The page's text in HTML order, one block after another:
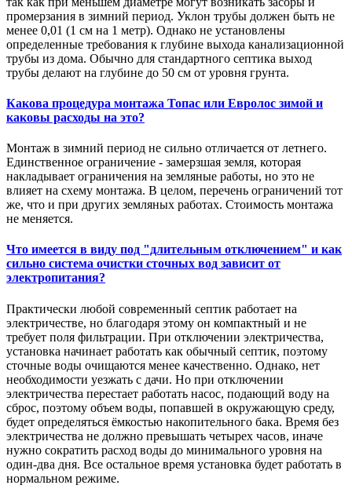
промерзания в зимний период. Уклон трубы должен быть не
менее 0,01 (1 см на 1 метр). Однако не установлены
определенные требования к глубине выхода канализационной
трубы из дома. Обычно для стандартного септика выход
трубы делают на глубине до 50 см от уровня грунта.
Какова процедура монтажа Топас или Евролос зимой и
каковы расходы на это?
Монтаж в зимний период не сильно отличается от летнего.
Единственное ограничение - замерзшая земля, которая
накладывает ограничения на земляные работы, но это не
влияет на схему монтажа. В целом, перечень ограничений тот
же, что и при других земляных работах. Стоимость монтажа
не меняется.
Что имеется в виду под "длительным отключением" и как
сильно система очистки сточных вод зависит от
электропитания?
Практически любой современный септик работает на
электричестве, но благодаря этому он компактный и не
требует поля фильтрации. При отключении электричества,
установка начинает работать как обычный септик, поэтому
сточные воды очищаются менее качественно. Однако, нет
необходимости уезжать с дачи. Но при отключении
электричества перестает работать насос, подающий воду на
сброс, поэтому объем воды, попавшей в окружающую среду,
будет определяться ёмкостью накопительного бака. Время без
электричества не должно превышать четырех часов, иначе
нужно сократить расход воды до минимального уровня на
один-два дня. Все остальное время установка будет работать в
нормальном режиме.